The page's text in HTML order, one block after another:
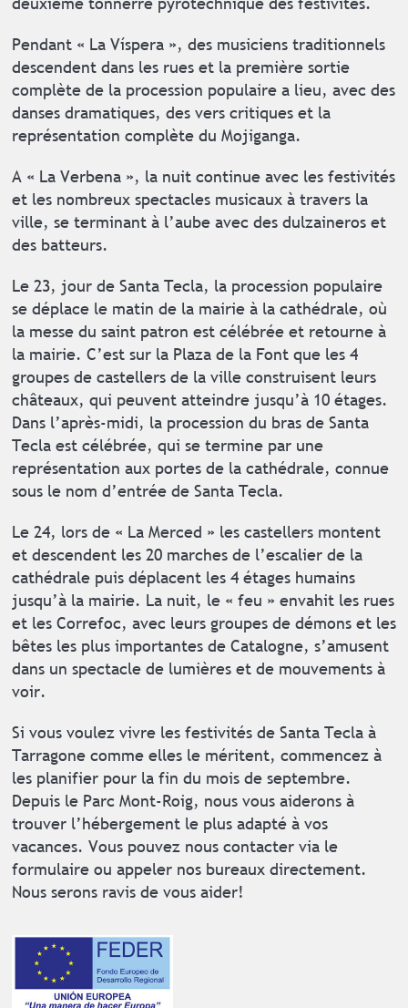
Pendant « La Víspera », des musiciens traditionnels
descendent dans les rues et la première sortie
complète de la procession populaire a lieu, avec des
danses dramatiques, des vers critiques et la
représentation complète du Mojiganga.
A « La Verbena », la nuit continue avec les festivités
et les nombreux spectacles musicaux à travers la
ville, se terminant à l’aube avec des dulzaineros et
des batteurs.
Le 23, jour de Santa Tecla, la procession populaire
se déplace le matin de la mairie à la cathédrale, où
la messe du saint patron est célébrée et retourne à
la mairie. C’est sur la Plaza de la Font que les 4
groupes de castellers de la ville construisent leurs
châteaux, qui peuvent atteindre jusqu’à 10 étages.
Dans l’après-midi, la procession du bras de Santa
Tecla est célébrée, qui se termine par une
représentation aux portes de la cathédrale, connue
sous le nom d’entrée de Santa Tecla.
Le 24, lors de « La Merced » les castellers montent
et descendent les 20 marches de l’escalier de la
cathédrale puis déplacent les 4 étages humains
jusqu’à la mairie. La nuit, le « feu » envahit les rues
et les Correfoc, avec leurs groupes de démons et les
bêtes les plus importantes de Catalogne, s’amusent
dans un spectacle de lumières et de mouvements à
voir.
Si vous voulez vivre les festivités de Santa Tecla à
Tarragone comme elles le méritent, commencez à
les planifier pour la fin du mois de septembre.
Depuis le Parc Mont-Roig, nous vous aiderons à
trouver l’hébergement le plus adapté à vos
vacances. Vous pouvez nous contacter via le
formulaire ou appeler nos bureaux directement.
Nous serons ravis de vous aider!